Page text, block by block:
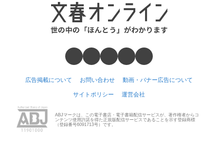
広告掲載について お問い合わせ 動画・バナー広告について
サイトポリシー 運営会社
ABJマークは、この電子書店・電子書籍配信サービスが、著作権者からコ
ンテンツ使用許諾を得た正規版配信サービスであることを示す登録商標
（登録番号6091713号）です。